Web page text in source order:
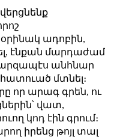
օրինակ ադոբին,
էնքան մարդաժամ
անհնար
մտնել։
որ արագ գրեն, ու
վատ,
կոդ էին գրում։
իրենց թոյլ տալ